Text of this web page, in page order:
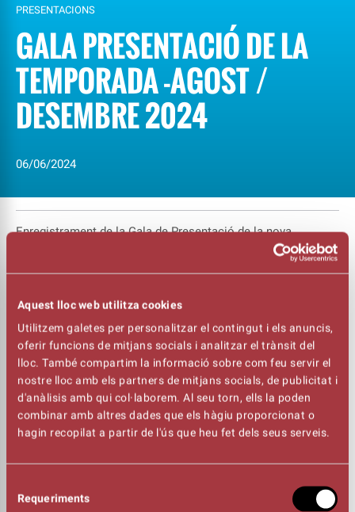
Aquest lloc web utilitza cookies
Utilitzem galetes per personalitzar el contingut i els anuncis,
oferir funcions de mitjans socials i analitzar el trànsit del
lloc. També compartim la informació sobre com feu servir el
nostre lloc amb els partners de mitjans socials, de publicitat i
d'anàlisis amb qui col·laborem. Al seu torn, ells la poden
combinar amb altres dades que els hàgiu proporcionat o
hagin recopilat a partir de l'ús que heu fet dels seus serveis.
Requeriments
PRESENTACIONS
GALA PRESENTACIÓ DE LA
TEMPORADA -AGOST /
DESEMBRE 2024
06/06/2024
Enregistrament de la Gala de Presentació de la nova
temporada del Kursaal. Un acte amb actuacions de Cesk
Freixas, Manel Camp i Magic Pol. Un acte per descobrir tots
L'acte també va comptar amb la participació de Jordi Fosas
(Director Artístic de la Fira Mediterrània).
GUIÓ
Cristina Gonzàlez